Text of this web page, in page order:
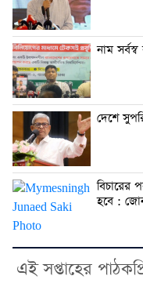
নাম
দেশে
বিচারের
হবে :
এই সপ্তাহের